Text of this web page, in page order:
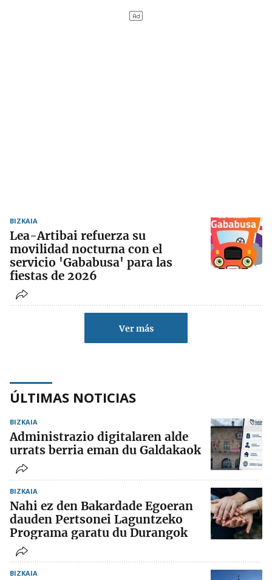
BIZKAIA
Lea-Artibai refuerza su
movilidad nocturna con el
servicio 'Gababusa' para las
fiestas de 2026
Ver más
ÚLTIMAS NOTICIAS
BIZKAIA
Administrazio digitalaren alde
urrats berria eman du Galdakaok
BIZKAIA
Nahi ez den Bakardade Egoeran
dauden Pertsonei Laguntzeko
Programa garatu du Durangok
BIZKAIA